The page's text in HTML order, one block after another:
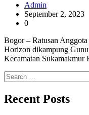
Admin
September 2, 2023
0
Bogor – Ratusan
Horizon dikampung
Kecamatan
Search
for:
Recent Posts